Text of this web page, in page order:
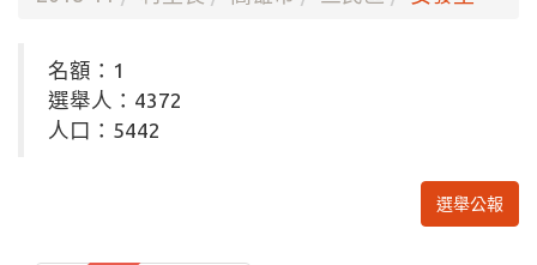
名額：1
選舉人：4372
人口：5442
選舉公報